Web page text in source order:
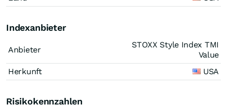
Indexanbieter
Anbieter
STOXX Style Index TMI
Value
Herkunft
USA
Risikokennzahlen